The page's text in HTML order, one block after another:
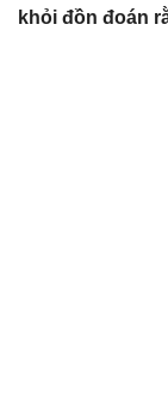
khỏi đồn đoán